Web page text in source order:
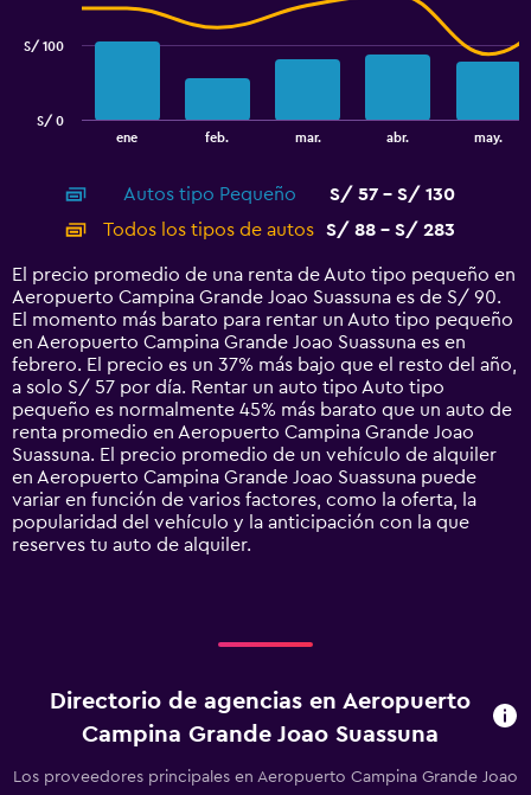
displaying
categories.
Range:
14
categories.
The
chart
has
1
Y
axis
displaying
values.
Range:
0
to
300.
ene feb. mar. abr. may.
S/ 0
S/ 100
Autos tipo Pequeño
S/ 57 - S/ 130
Todos los tipos de autos
S/ 88 - S/ 283
El precio promedio de una renta de Auto tipo pequeño en
Aeropuerto Campina Grande Joao Suassuna es de S/ 90.
El momento más barato para rentar un Auto tipo pequeño
en Aeropuerto Campina Grande Joao Suassuna es en
febrero. El precio es un 37% más bajo que el resto del año,
a solo S/ 57 por día. Rentar un auto tipo Auto tipo
pequeño es normalmente 45% más barato que un auto de
renta promedio en Aeropuerto Campina Grande Joao
Suassuna. El precio promedio de un vehículo de alquiler
en Aeropuerto Campina Grande Joao Suassuna puede
variar en función de varios factores, como la oferta, la
popularidad del vehículo y la anticipación con la que
reserves tu auto de alquiler.
Directorio de agencias en Aeropuerto
Campina Grande Joao Suassuna
Los proveedores principales en Aeropuerto Campina Grande Joao